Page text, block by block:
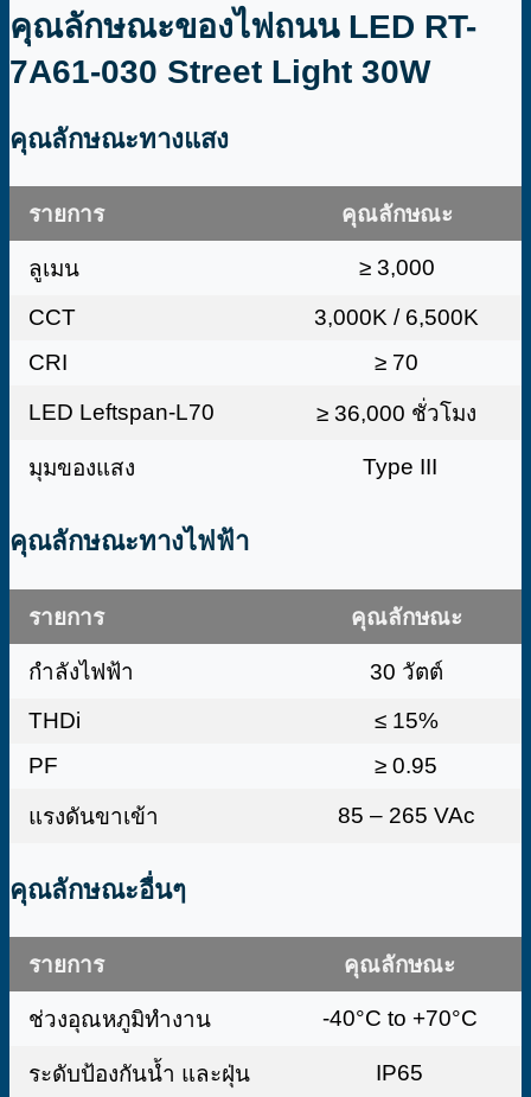
คุณลักษณะของไฟถนน LED RT-
7A61-030 Street Light 30W
คุณลักษณะทางแสง
รายการ คุณลักษณะ
ลูเมน
≥ 3,000
CCT
3,000K / 6,500K
CRI
≥ 70
LED Leftspan-L70
≥ 36,000 ชั่วโมง
มุมของแสง Type III
คุณลักษณะทางไฟฟ้า
รายการ คุณลักษณะ
กำลังไฟฟ้า
30 วัตต์
THDi
≤ 15%
PF
≥ 0.95
แรงดันขาเข้า 85 – 265 VAc
คุณลักษณะอื่นๆ
รายการ คุณลักษณะ
ช่วงอุณหภูมิทำงาน -40°C to +70°C
ระดับป้องกันน้ำ และฝุ่น IP65